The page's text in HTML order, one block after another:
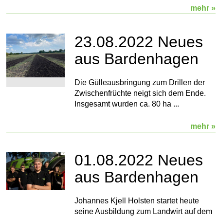
mehr »
23.08.2022 Neues
aus Bardenhagen
Die Gülleausbringung zum Drillen der
Zwischenfrüchte neigt sich dem Ende.
Insgesamt wurden ca. 80 ha ...
mehr »
01.08.2022 Neues
aus Bardenhagen
Johannes Kjell Holsten startet heute
seine Ausbildung zum Landwirt auf dem